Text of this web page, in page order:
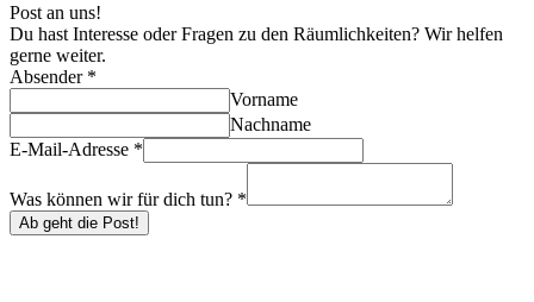
Post an uns!
Du hast Interesse oder Fragen zu den Räumlichkeiten? Wir helfen
gerne weiter.
Absender *
Vorname
Nachname
E-Mail-Adresse *
Was können wir für dich tun? *
Ab geht die Post!